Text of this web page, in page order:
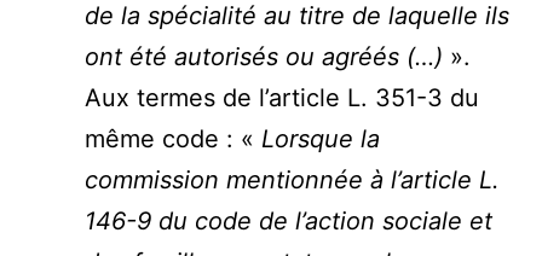
de la spécialité au titre de laquelle ils
ont été autorisés ou agréés (…) ».
Aux termes de l’article L. 351-3 du
même code : « Lorsque la
commission mentionnée à l’article L.
146-9 du code de l’action sociale et